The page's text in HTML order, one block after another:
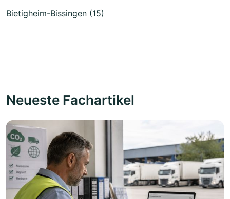
Bietigheim-Bissingen (15)
Neueste Fachartikel